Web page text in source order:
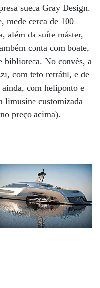
sueca Gray Design.
mede cerca de 100
além da suíte máster,
conta com boate,
biblioteca. No convés, a
com teto retrátil, e de
com heliponto e
limusine customizada
preço acima).